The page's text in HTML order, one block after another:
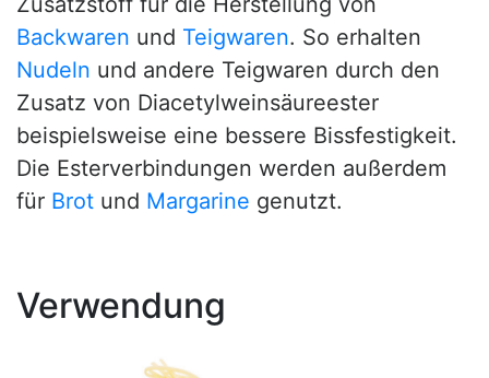
Backwaren und Teigwaren. So erhalten
Nudeln und andere Teigwaren durch den
Zusatz von Diacetylweinsäureester
beispielsweise eine bessere Bissfestigkeit.
Die Esterverbindungen werden außerdem
für Brot und Margarine genutzt.
Verwendung